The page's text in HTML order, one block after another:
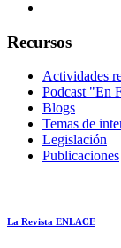
Recursos
Actividades
Podcast "En
Blogs
Temas de
Legislación
Publicaciones
La Revista ENLACE